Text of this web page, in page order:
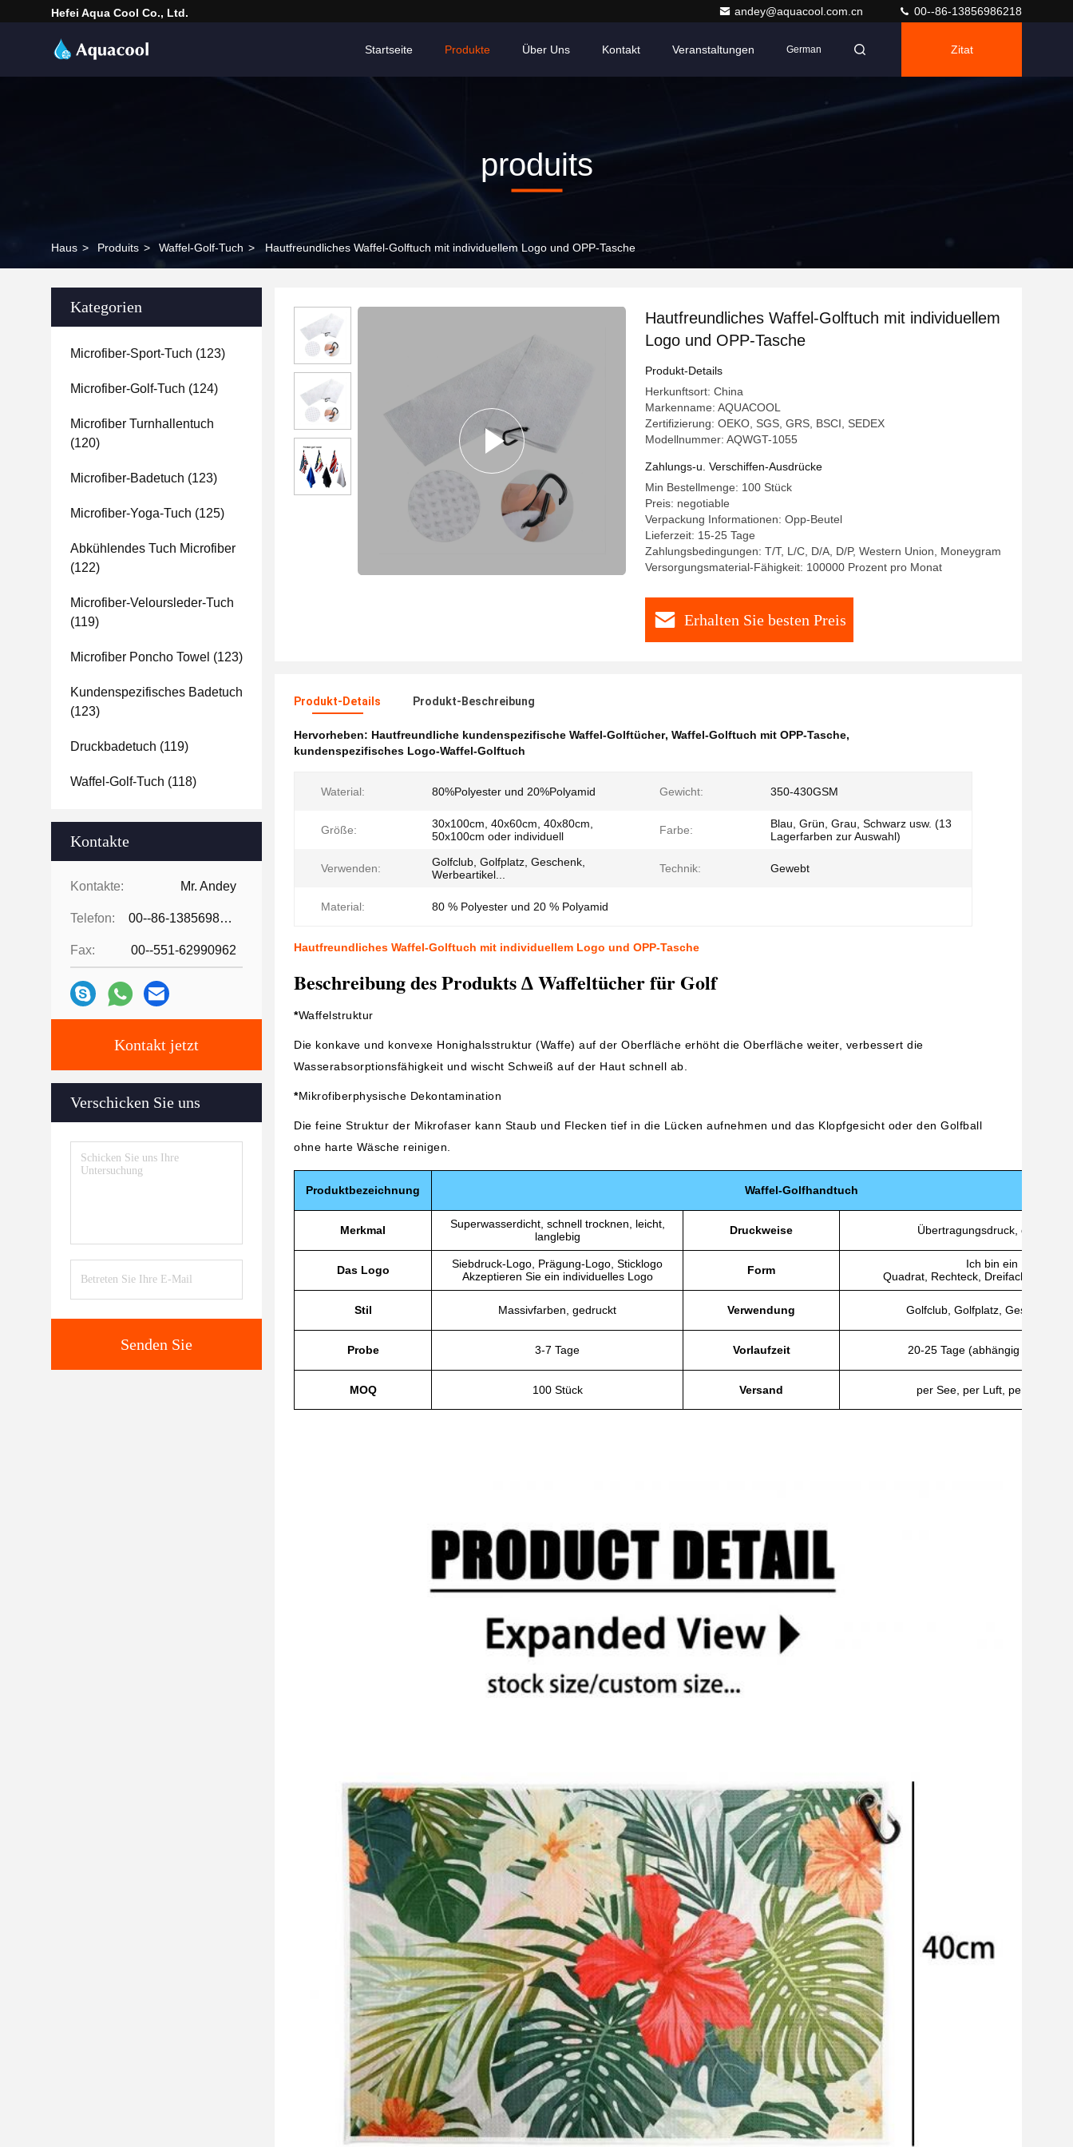
Hefei Aqua Cool Co., Ltd. andey@aquacool.com.cn 00--86-13856986218
Startseite Produkte Über Uns Kontakt Veranstaltungen German Zitat
produits
Haus > Produits > Waffel-Golf-Tuch > Hautfreundliches Waffel-Golftuch mit individuellem Logo und OPP-Tasche
Kategorien
Microfiber-Sport-Tuch (123)
Microfiber-Golf-Tuch (124)
Microfiber Turnhallentuch
(120)
Microfiber-Badetuch (123)
Microfiber-Yoga-Tuch (125)
Abkühlendes Tuch Microfiber
(122)
Microfiber-Veloursleder-Tuch
(119)
Microfiber Poncho Towel (123)
Kundenspezifisches Badetuch
(123)
Druckbadetuch (119)
Waffel-Golf-Tuch (118)
Kontakte
Kontakte: Mr. Andey
Telefon: 00--86-13856986218
Fax: 00--551-62990962
Kontakt jetzt
Verschicken Sie uns
Senden Sie
Hautfreundliches Waffel-Golftuch mit individuellem
Logo und OPP-Tasche
Produkt-Details
Herkunftsort: China
Markenname: AQUACOOL
Zertifizierung: OEKO, SGS, GRS, BSCI, SEDEX
Modellnummer: AQWGT-1055
Zahlungs-u. Verschiffen-Ausdrücke
Min Bestellmenge: 100 Stück
Preis: negotiable
Verpackung Informationen: Opp-Beutel
Lieferzeit: 15-25 Tage
Zahlungsbedingungen: T/T, L/C, D/A, D/P, Western Union, Moneygram
Versorgungsmaterial-Fähigkeit: 100000 Prozent pro Monat
Erhalten Sie besten Preis
Produkt-Details Produkt-Beschreibung
Hervorheben: Hautfreundliche kundenspezifische Waffel-Golftücher, Waffel-Golftuch mit OPP-Tasche,
kundenspezifisches Logo-Waffel-Golftuch
Waterial: 80%Polyester und 20%Polyamid Gewicht: 350-430GSM
Größe:
30x100cm, 40x60cm, 40x80cm,
50x100cm oder individuell
Farbe:
Blau, Grün, Grau, Schwarz usw. (13
Lagerfarben zur Auswahl)
Verwenden:
Golfclub, Golfplatz, Geschenk,
Werbeartikel...
Technik: Gewebt
Material: 80 % Polyester und 20 % Polyamid
Hautfreundliches Waffel-Golftuch mit individuellem Logo und OPP-Tasche
Beschreibung des Produkts ∆ Waffeltücher für Golf
*Waffelstruktur
Die konkave und konvexe Honighalsstruktur (Waffe) auf der Oberfläche erhöht die Oberfläche weiter, verbessert die
Wasserabsorptionsfähigkeit und wischt Schweiß auf der Haut schnell ab.
*Mikrofiberphysische Dekontamination
Die feine Struktur der Mikrofaser kann Staub und Flecken tief in die Lücken aufnehmen und das Klopfgesicht oder den Golfball
ohne harte Wäsche reinigen.
Produktbezeichnung Waffel-Golfhandtuch
Merkmal
Superwasserdicht, schnell trocknen, leicht,
langlebig
Druckweise Übertragungsdruck, digitaler
Das Logo
Siebdruck-Logo, Prägung-Logo, Sticklogo
Akzeptieren Sie ein individuelles Logo
Form
Ich bin ein Mini.
Quadrat, Rechteck, Dreifach,
Stil Massivfarben, gedruckt Verwendung Golfclub, Golfplatz, Geschenk,
Probe 3-7 Tage Vorlaufzeit 20-25 Tage (abhängig von der
MOQ 100 Stück Versand per See, per Luft, per Express